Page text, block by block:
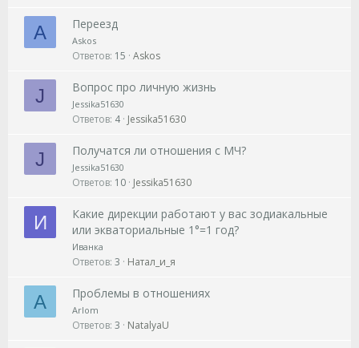
A Переезд
Askos
Ответов 15 Askos
J Вопрос про личную жизнь
Jessika51630
Ответов 4 Jessika51630
J Получатся ли отношения с МЧ?
Jessika51630
Ответов 10 Jessika51630
И
Какие дирекции работают у вас зодиакальные
или экваториальные 1°=1 год?
Иванка
Ответов 3 Натал_и_я
A Проблемы в отношениях
Arlom
Ответов 3 NatalyaU